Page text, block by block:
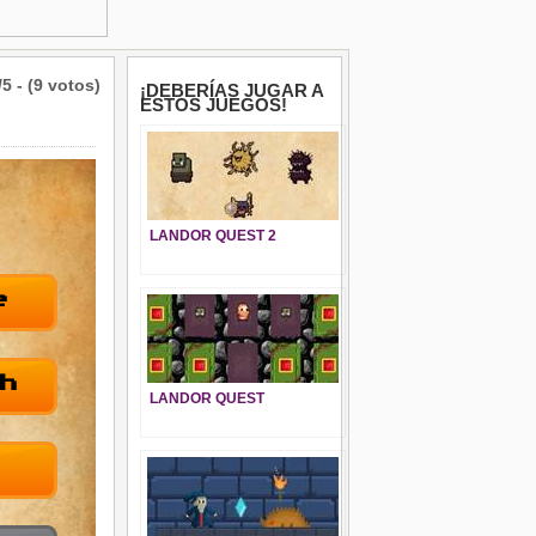
5 - (9 votos) ¡DEBERÍAS JUGAR A
ESTOS JUEGOS!
LANDOR QUEST 2
LANDOR QUEST